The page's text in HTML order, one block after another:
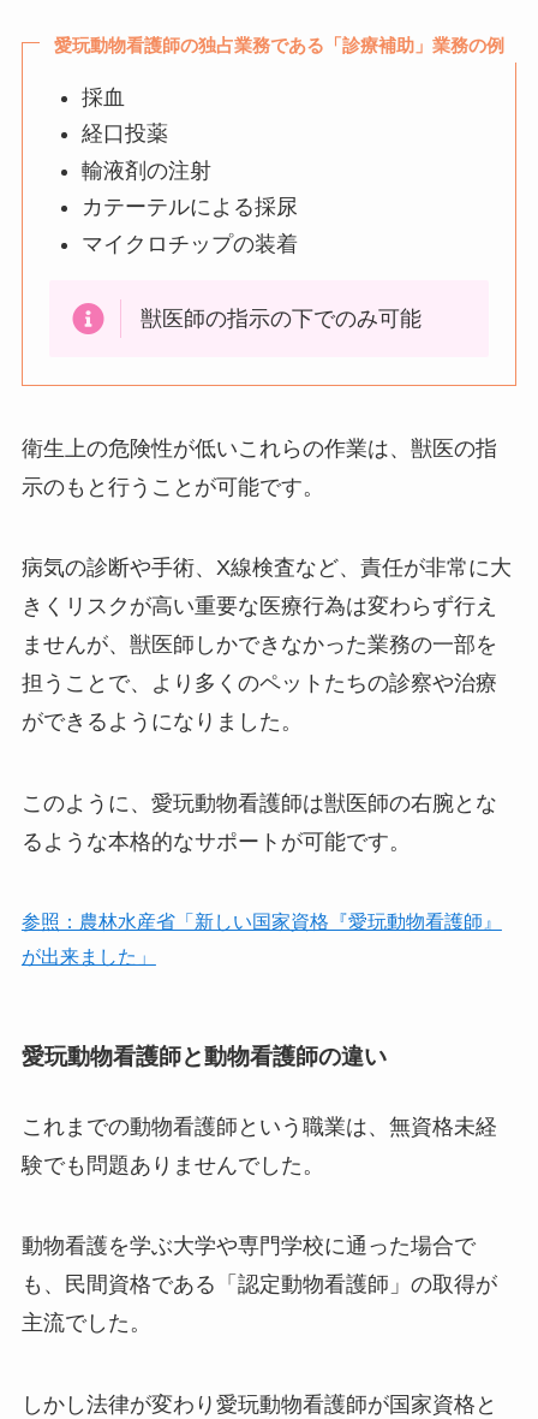
愛玩動物看護師の独占業務である「診療補助」業務の例
採血
経口投薬
輸液剤の注射
カテーテルによる採尿
マイクロチップの装着
獣医師の指示の下でのみ可能
衛生上の危険性が低いこれらの作業は、獣医の指
示のもと行うことが可能です。
病気の診断や手術、X線検査など、責任が非常に大
きくリスクが高い重要な医療行為は変わらず行え
ませんが、獣医師しかできなかった業務の一部を
担うことで、より多くのペットたちの診察や治療
ができるようになりました。
このように、愛玩動物看護師は獣医師の右腕とな
るような本格的なサポートが可能です。
参照：農林水産省「新しい国家資格『愛玩動物看護師』
が出来ました」
愛玩動物看護師と動物看護師の違い
これまでの動物看護師という職業は、無資格未経
験でも問題ありませんでした。
動物看護を学ぶ大学や専門学校に通った場合で
も、民間資格である「認定動物看護師」の取得が
主流でした。
しかし法律が変わり愛玩動物看護師が国家資格と